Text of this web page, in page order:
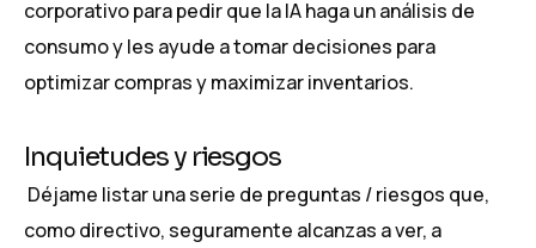
corporativo para pedir que la IA haga un análisis de
consumo y les ayude a tomar decisiones para
optimizar compras y maximizar inventarios.
Inquietudes y riesgos
Déjame listar una serie de preguntas / riesgos que,
como directivo, seguramente alcanzas a ver, a